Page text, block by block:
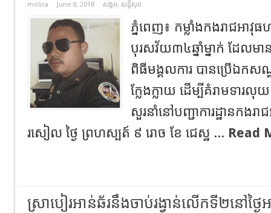
molica June 8, 2018 សង្គម, សន្តិសុខ
ភ្នំពេញ៖ កម្លាំងកងរាជអាវុធ
បុរសវ័យ៣៤ឆ្នាំម្នាក់ ដែលមា
ពិធីមង្គលការ បានប្រើឯកស
ក្លែងក្លាយ ដើម្បីគំរាមទ
សួរនាំនៅបញ្ជាការដ្ឋានកងរា
រសៀល ថ្ងៃ ព្រហស្បត៍ ៩ រោច ខែ ជេស្ឋ ... Read
ស្រាបៀរអាន់ឆ័រនឹងចាប់រង្វាន់លើកទី២នៅថ្ង